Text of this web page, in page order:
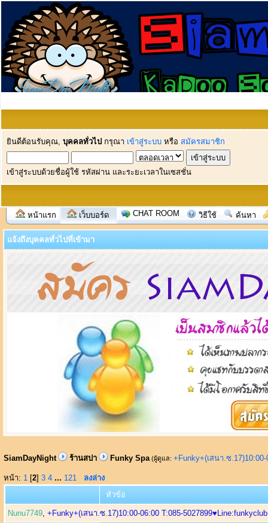
ยินดีต้อนรับคุณ, บุคคลทั่วไป กรุณา เข้าสู่ระบบ หรือ สมัครสมาชิก
เข้าสู่ระบบด้วยชื่อผู้ใช้ รหัสผ่าน และระยะเวลาในเซสชั่น
หน้าแรก เว็บบอร์ด CHAT ROOM วิธีใช้ ค้นหา
แจ้งถึงบุคคลทั่วไปที่เข้ามา
SiamDayNight ร้านสปา Funky Spa (ผู้ดูแล: +Funky+(เสนา.ซ
หน้า: 1 [2] 3 4 ... 121
ลงล่าง
หัวข้อ
Nunu7749 +Funky+(เสนา.ซ.17)10:00-06:00 T:085-5027899♥Line:funkyclub